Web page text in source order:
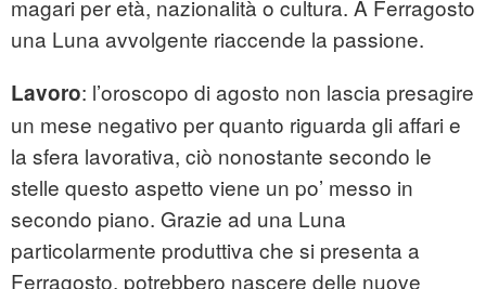
magari per età, nazionalità o cultura. A Ferragosto
una Luna avvolgente riaccende la passione.
Lavoro: l’oroscopo di agosto non lascia presagire
un mese negativo per quanto riguarda gli affari e
la sfera lavorativa, ciò nonostante secondo le
stelle questo aspetto viene un po’ messo in
secondo piano. Grazie ad una Luna
particolarmente produttiva che si presenta a
Ferragosto, potrebbero nascere delle nuove